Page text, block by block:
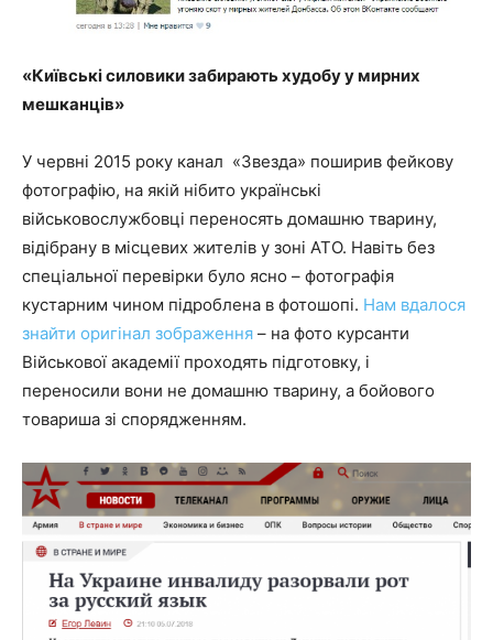
«Київські силовики забирають худобу у мирних
мешканців»
У червні 2015 року канал «Звезда» поширив фейкову
фотографію, на якій нібито українські
військовослужбовці переносять домашню тварину,
відібрану в місцевих жителів у зоні АТО. Навіть без
спеціальної перевірки було ясно – фотографія
кустарним чином підроблена в фотошопі. Нам вдалося
знайти оригінал зображення – на фото курсанти
Військової академії проходять підготовку, і
переносили вони не домашню тварину, а бойового
товариша зі спорядженням.